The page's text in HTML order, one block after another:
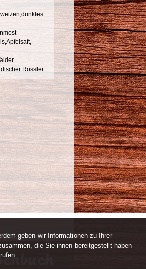
Rossler
geben wir Informationen zu Ihrer
die Sie ihnen bereitgestellt haben